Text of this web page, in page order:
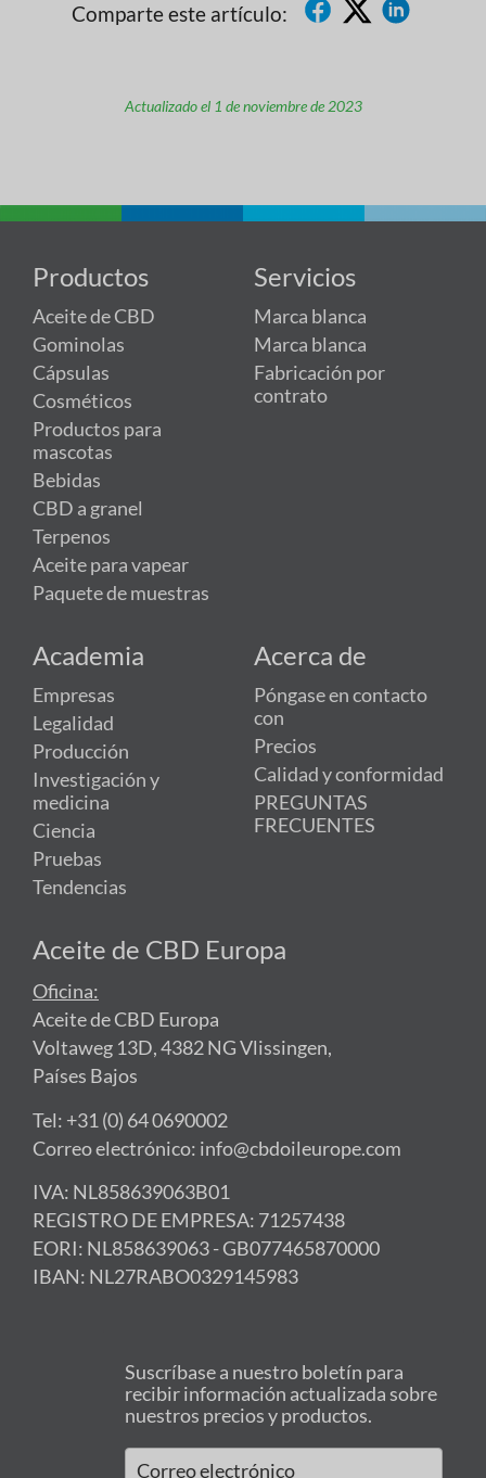
Comparte este artículo:
Actualizado el 1 de noviembre de 2023
Productos
Aceite de CBD
Gominolas
Cápsulas
Cosméticos
Productos para
mascotas
Bebidas
CBD a granel
Terpenos
Aceite para vapear
Paquete de muestras
Servicios
Marca blanca
Marca blanca
Fabricación por
contrato
Academia
Empresas
Legalidad
Producción
Investigación y
medicina
Ciencia
Pruebas
Tendencias
Acerca de
Póngase en contacto
con
Precios
Calidad y conformidad
PREGUNTAS
FRECUENTES
Aceite de CBD Europa
Oficina:
Aceite de CBD Europa
Voltaweg 13D, 4382 NG Vlissingen,
Países Bajos
Tel: +31 (0) 64 0690002
Correo electrónico: info@cbdoileurope.com
IVA: NL858639063B01
REGISTRO DE EMPRESA: 71257438
EORI: NL858639063 - GB077465870000
IBAN: NL27RABO0329145983
Suscríbase a nuestro boletín para
recibir información actualizada sobre
nuestros precios y productos.